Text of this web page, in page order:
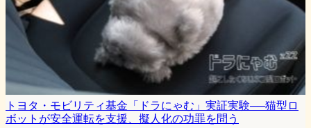
トヨタ・モビリティ基金「ドラにゃむ」実証実験──猫型ロ
ボットが安全運転を支援、擬人化の功罪を問う